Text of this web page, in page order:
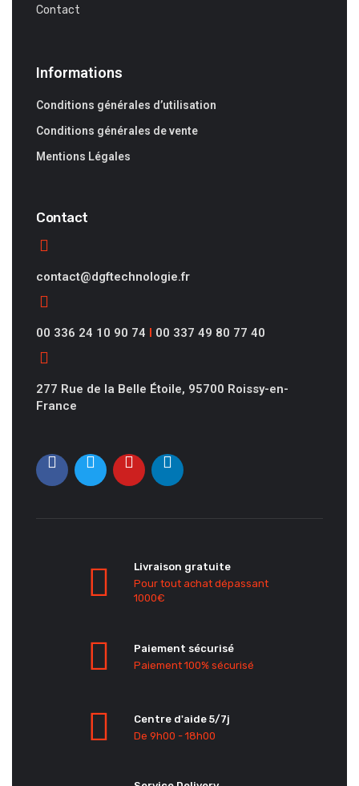
Contact
Informations
Conditions générales d’utilisation
Conditions générales de vente
Mentions Légales
Contact
contact@dgftechnologie.fr
00 336 24 10 90 74 I 00 337 49 80 77 40
277 Rue de la Belle Étoile, 95700 Roissy-en-
France
Livraison gratuite
Pour tout achat dépassant
1000€
Paiement sécurisé
Paiement 100% sécurisé
Centre d'aide 5/7j
De 9h00 - 18h00